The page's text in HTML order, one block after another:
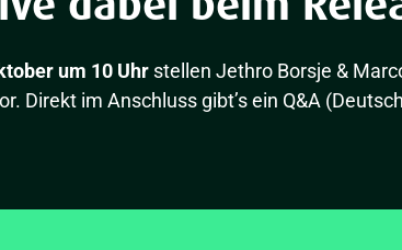
um 10 Uhrstellen Jethro Borsje &
Direkt im Anschluss gibt’s ein Q&A